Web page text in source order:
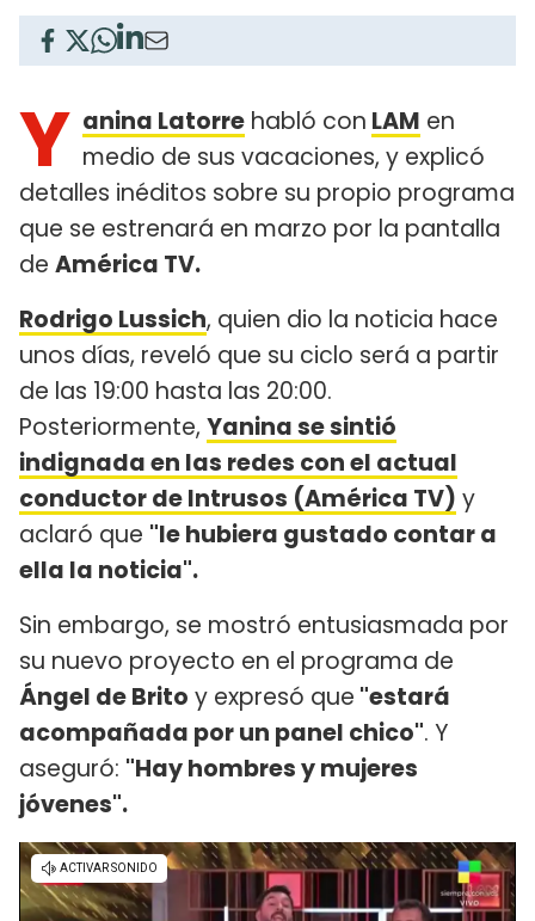
Y anina Latorre habló con LAM en
medio de sus vacaciones, y explicó
detalles inéditos sobre su propio programa
que se estrenará en marzo por la pantalla
de América TV.
Rodrigo Lussich, quien dio la noticia hace
unos días, reveló que su ciclo será a partir
de las 19:00 hasta las 20:00.
Posteriormente, Yanina se sintió
indignada en las redes con el actual
conductor de Intrusos (América TV) y
aclaró que "le hubiera gustado contar a
ella la noticia".
Sin embargo, se mostró entusiasmada por
su nuevo proyecto en el programa de
Ángel de Brito y expresó que "estará
acompañada por un panel chico". Y
aseguró: "Hay hombres y mujeres
jóvenes".